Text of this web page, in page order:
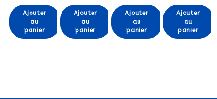
Ajouter
au
panier
Ajouter
au
panier
Ajouter
au
panier
Ajouter
au
panier